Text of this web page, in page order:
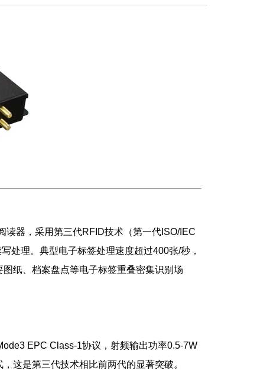
读器，采用第三代RFID技术（第一代ISO/IEC
处理。典型电子标签处理速度超过400张/秒，
纸、档案盘点等电子标签重叠密集识别场
EPC Class-1协议，射频输出功率0.5-7W
这是第三代技术相比前两代的显著突破。